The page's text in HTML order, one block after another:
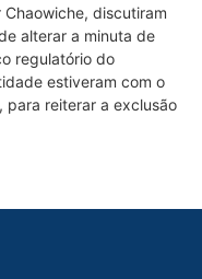
discutiram
alterar a minuta de
regulatório do
estiveram com o
para reiterar a exclusão